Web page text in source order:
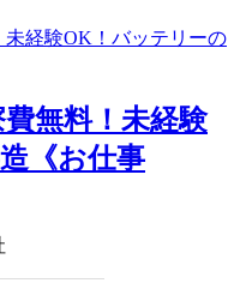
費無料！未経験
《お仕事